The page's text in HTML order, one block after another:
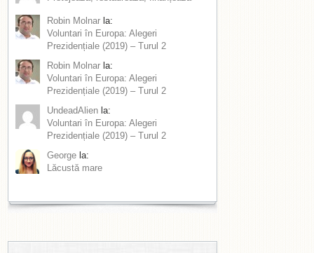
Robin Molnar la:
Voluntari în Europa: Alegeri
Prezidențiale (2019) – Turul 2
Robin Molnar la:
Voluntari în Europa: Alegeri
Prezidențiale (2019) – Turul 2
UndeadAlien la:
Voluntari în Europa: Alegeri
Prezidențiale (2019) – Turul 2
George la:
Lăcustă mare